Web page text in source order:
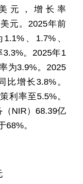
元，增长率
元。2025年前
、1.7%、
。2025年1
为3.9%。2025
增长3.8%。
利率至5.5%。
NIR）68.39亿
68%。